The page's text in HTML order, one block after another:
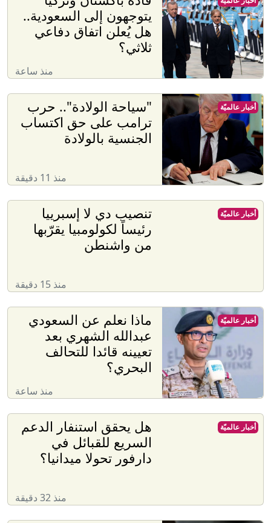
يتوجهون إلى السعودية..
هل يُعلن اتفاق دفاعي
ثلاثي؟
منذ ساعة
"سياحة الولادة".. حرب
ترامب على حق اكتساب
الجنسية بالولادة
منذ 11 دقيقة
أخبار عالميّة
تنصيب دي لا إسبرييا
رئيساً لكولومبيا يقرّبها
من واشنطن
منذ 15 دقيقة
أخبار عالميّة
ماذا نعلم عن السعودي
عبدالله الشهري بعد
تعيينه قائدا للتحالف
البحري؟
منذ ساعة
أخبار عالميّة
هل يحقق استنفار الدعم
السريع للقبائل في
دارفور تحولا ميدانيا؟
منذ 32 دقيقة
أخبار عالميّة